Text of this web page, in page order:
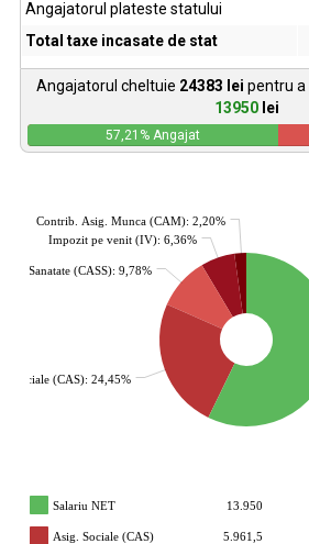
Angajatorul plateste statului
Total taxe incasate de stat
Angajatorul cheltuie 24383 lei pentru a
13950 lei
57,21 % Angajat
Sociale (CAS): 24,45%
Sanatate (CASS): 9,78%
Impozit pe venit (IV): 6,36%
Contrib. Asig. Munca (CAM): 2,20%
Salariu NET 13.950
Asig. Sociale (CAS) 5.961,5